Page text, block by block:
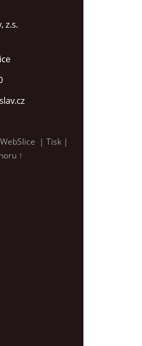
z.s.
WebSlice | Tisk |
↑